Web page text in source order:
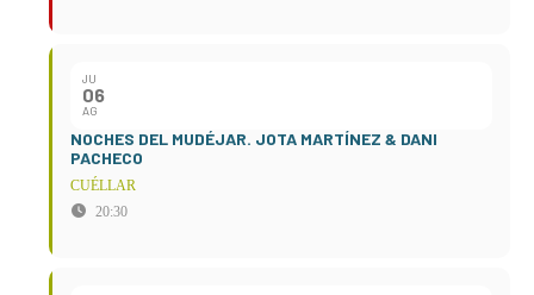
JU
06
AG
NOCHES DEL MUDÉJAR. JOTA MARTÍNEZ & DANI
PACHECO
CUÉLLAR
20:30